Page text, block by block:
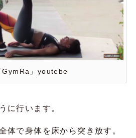
GymRa」youtebe
に行います。
体で身体を床から突き放す。